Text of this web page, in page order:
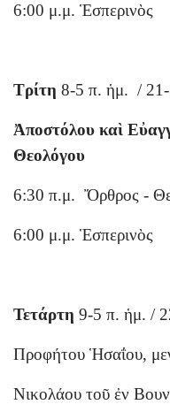
6:00 μ.μ. Ἑσπερινὸς
Τρίτη 8-5 π. ἡμ. /
Ἀποστόλου καὶ
Θεολόγου
6:30 π.μ. Ὄρθρος -
6:00 μ.μ. Ἑσπερινὸς
Τετάρτη 9-5 π. ἡμ. /
Προφήτου Ἡσαΐου,
Νικολάου τοῦ ἐν